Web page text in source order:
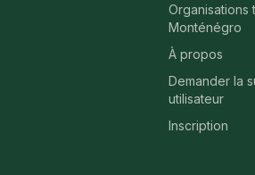
Organisations
Monténégro
À propos
Demander la
utilisateur
Inscription